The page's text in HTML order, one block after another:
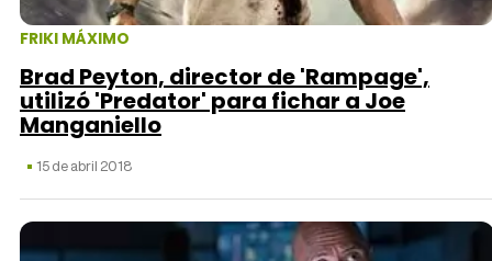
Tráiler Oficial en VOSE 'The Audacity'
FRIKI MÁXIMO
Brad Peyton, director de 'Rampage',
utilizó 'Predator' para fichar a Joe
Manganiello
15 de abril 2018